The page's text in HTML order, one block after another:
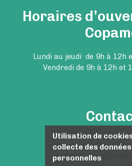
Horaires
Lundi au jeudi de 9h à 12h
Vendredi de 9h à 12h et
Copamo - Le clos
50 avenue du Pays
CS40107 69440
Utilisation de
collecte des données
personnelles